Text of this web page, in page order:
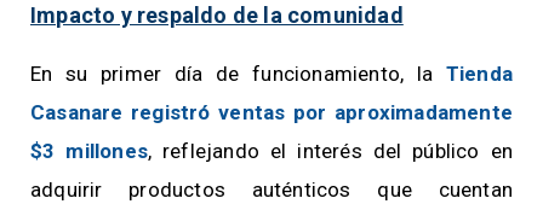
Impacto y respaldo de la comunidad
En su primer día de funcionamiento, la Tienda
Casanare registró ventas por aproximadamente
$3 millones, reflejando el interés del público en
adquirir productos auténticos que cuentan